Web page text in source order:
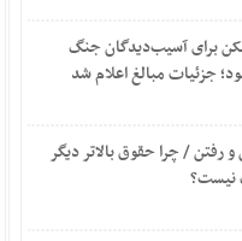
برای آسیب‌دیدگان جنگ
جزئیات مبالغ اعلام شد
رفتن / چرا حقوق بالاتر دیگر
نیست؟